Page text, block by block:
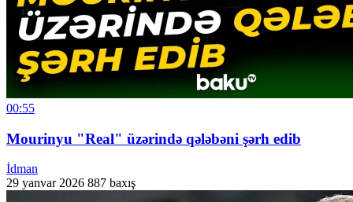
00:55
Mourinyu "Real" üzərində qələbəni şərh edib
İdman
29 yanvar 2026 887 baxış